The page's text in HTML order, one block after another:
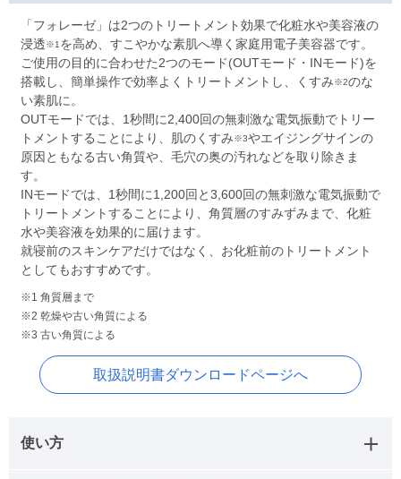
「フォレーゼ」は2つのトリートメント効果で化粧水や美容液の
浸透※1 を高め、すこやかな素肌へ導く家庭用電子美容器です。
ご使用の目的に合わせた2つのモード(OUTモード・INモード)を
搭載し、簡単操作で効率よくトリートメントし、くすみ※2のな
い素肌に。
OUTモードでは、1秒間に2,400回の無刺激な電気振動でトリー
トメントすることにより、肌のくすみ※3やエイジングサインの
原因ともなる古い角質や、毛穴の奥の汚れなどを取り除きま
す。
INモードでは、1秒間に1,200回と3,600回の無刺激な電気振動で
トリートメントすることにより、角質層のすみずみまで、化粧
水や美容液を効果的に届けます。
就寝前のスキンケアだけではなく、お化粧前のトリートメント
としてもおすすめです。
※1 角質層まで
※2 乾燥や古い角質による
※3 古い角質による
取扱説明書ダウンロードページへ
使い方